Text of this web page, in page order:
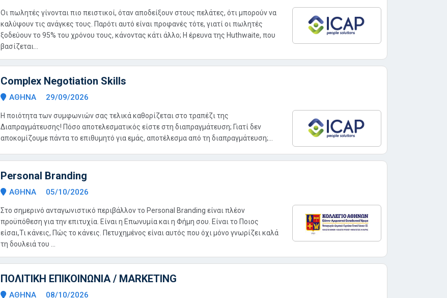
Οι πωλητές γίνονται πιο πειστικοί, όταν αποδείξουν στους πελάτες, ότι μπορούν να
καλύψουν τις ανάγκες τους. Παρότι αυτό είναι προφανές τότε, γιατί οι πωλητές
ξοδεύουν το 95% του χρόνου τους, κάνοντας κάτι άλλο; Η έρευνα της Huthwaite, που
βασίζεται...
Complex Negotiation Skills
ΑΘΗΝΑ 29/09/2026
Η ποιότητα των συμφωνιών σας τελικά καθορίζεται στο τραπέζι της
Διαπραγμάτευσης! Πόσο αποτελεσματικός είστε στη διαπραγμάτευση; Γιατί δεν
αποκομίζουμε πάντα το επιθυμητό για εμάς, αποτέλεσμα από τη διαπραγμάτευση;...
Personal Branding
ΑΘΗΝΑ 05/10/2026
Στο σημερινό ανταγωνιστικό περιβάλλον το Personal Branding είναι πλέον
προϋπόθεση για την επιτυχία. Είναι η Επωνυμία και η Φήμη σου. Είναι το Ποιος
είσαι,Τι κάνεις, Πώς το κάνεις. Πετυχημένος είναι αυτός που όχι μόνο γνωρίζει καλά
τη δουλειά του ...
ΠΟΛΙΤΙΚΗ ΕΠΙΚΟΙΝΩΝΙΑ / MARKETING
ΑΘΗΝΑ 08/10/2026